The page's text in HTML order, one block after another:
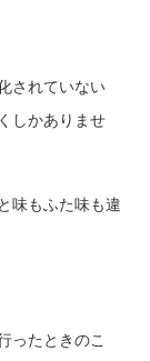
されていない
しかありませ
味もふた味も違
ったときのこ